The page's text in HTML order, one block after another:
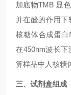
加底物TMB 显
并在酸的作用下
核糖体合成蛋白
在450nm波长
算样品中人 核糖
三、试剂盒组成